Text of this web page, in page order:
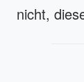
nicht,